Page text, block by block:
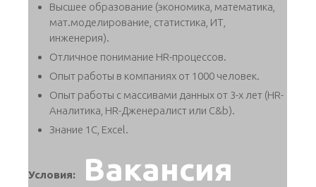
Вакансия
Высшее образование (экономика, математика,
мат.моделирование, статистика, ИТ,
инженерия).
Отличное понимание HR-процессов.
Опыт работы в компаниях от 1000 человек.
Опыт работы с массивами данных от 3-х лет (HR-
Аналитика, HR-Дженералист или C&b).
Знание 1С, Excel.
Условия: